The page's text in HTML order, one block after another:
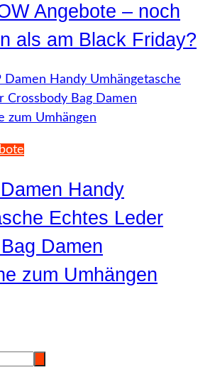
Angebote – noch
als am Black Friday?
Handy
Echtes Leder
Damen
zum Umhängen